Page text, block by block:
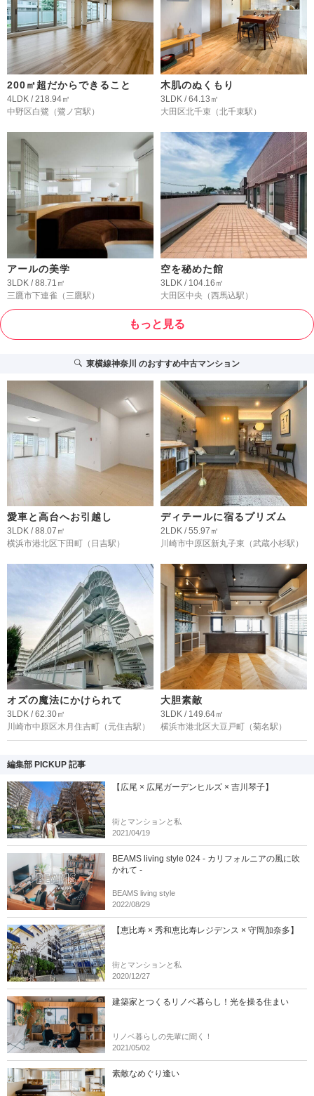
200㎡超だからできること
4LDK / 218.94㎡
中野区白鷺 （鷺ノ宮駅）
木肌のぬくもり
3LDK / 64.13㎡
大田区北千束 （北千束駅）
アールの美学
3LDK / 88.71㎡
三鷹市下連雀 （三鷹駅）
空を秘めた館
3LDK / 104.16㎡
大田区中央 （西馬込駅）
もっと見る
東横線神奈川 のおすすめ中古マンション
愛車と高台へお引越し
3LDK / 88.07㎡
横浜市港北区下田町 （日吉駅）
ディテールに宿るプリズム
2LDK / 55.97㎡
川崎市中原区新丸子東 （武蔵小杉駅）
オズの魔法にかけられて
3LDK / 62.30㎡
川崎市中原区木月住吉町 （元住吉駅）
大胆素敵
3LDK / 149.64㎡
横浜市港北区大豆戸町 （菊名駅）
編集部 PICKUP 記事
【広尾 × 広尾ガーデンヒルズ × 吉川琴子】
街とマンションと私
2021/04/19
BEAMS living style 024 - カリフォルニアの風に吹
かれて -
BEAMS living style
2022/08/29
【恵比寿 × 秀和恵比寿レジデンス × 守岡加奈多】
街とマンションと私
2020/12/27
建築家とつくるリノベ暮らし！光を操る住まい
リノベ暮らしの先輩に聞く！
2021/05/02
素敵なめぐり逢い